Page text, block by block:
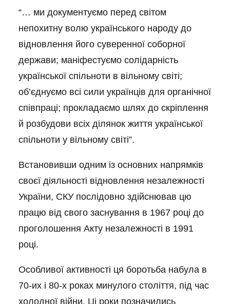
“… ми документуємо перед світом
непохитну волю українського народу до
відновлення його суверенної соборної
держави; маніфестуємо солідарність
української спільноти в вільному світі;
об’єднуємо всі сили українців для органічної
співпраці; прокладаємо шлях до скріплення
й розбудови всіх ділянок життя української
спільноти у вільному світі”.
Встановивши одним із основних напрямків
своєї діяльності відновлення незалежності
України, СКУ послідовно здійснював цю
працю від свого заснування в 1967 році до
проголошення Акту незалежності в 1991
році.
Особливої активності ця боротьба набула в
70-их і 80-х роках минулого століття, під час
холодної війни. Ці роки позначились